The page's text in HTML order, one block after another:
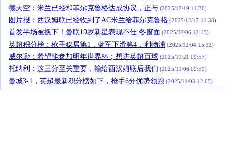
德天空：米兰已经和菲尔克鲁格达成协议，正与 (2025/12/19 11:30)
图片报：西汉姆联已经收到了AC米兰给菲尔克鲁格 (2025/12/17 11:38)
首发半场被换下！曼联19岁新星表现不佳 冬窗面 (2025/12/06 12:15)
英超积分榜：枪手稳居第1，蓝军下滑第4，利物浦 (2025/12/04 15:32)
威尔逊：希望能参加明年世界杯；想进英超百球 (2025/11/21 09:57)
托纳利：这三分至关重要，输给西汉姆联后我们 (2025/11/06 09:59)
曼城3-1，英超最新积分榜如下，枪手6分优势领跑 (2025/11/03 12:05)